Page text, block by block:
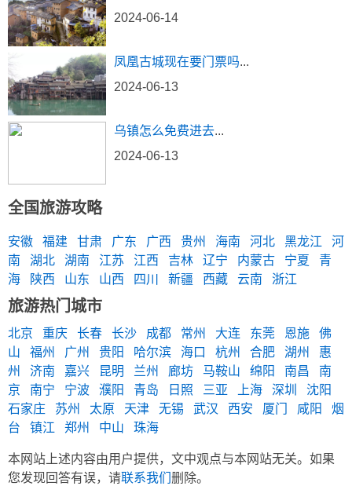
2024-06-14
凤凰古城现在要门票吗...
2024-06-13
乌镇怎么免费进去...
2024-06-13
全国旅游攻略
安徽 福建 甘肃 广东 广西 贵州 海南 河北 黑龙江
河
南
湖北 湖南 江苏 江西 吉林 辽宁 内蒙古 宁夏
青
海
陕西 山东 山西 四川 新疆 西藏 云南 浙江
旅游热门城市
北京 重庆 长春 长沙 成都 常州 大连 东莞 恩施
佛
山
福州 广州 贵阳 哈尔滨 海口 杭州 合肥 湖州
惠
州
济南 嘉兴 昆明 兰州 廊坊 马鞍山 绵阳 南昌
南
京
南宁 宁波 濮阳 青岛 日照 三亚 上海 深圳
沈阳
石家庄
苏州 太原 天津 无锡 武汉 西安 厦门 咸阳
烟
台
镇江 郑州 中山 珠海
本网站上述内容由用户提供，文中观点与本网站无关。如果
您发现回答有误，请联系我们 删除。